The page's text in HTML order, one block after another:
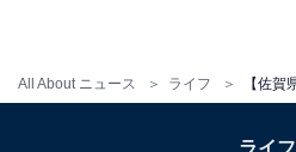
All About ニュース ライフ
ライフ